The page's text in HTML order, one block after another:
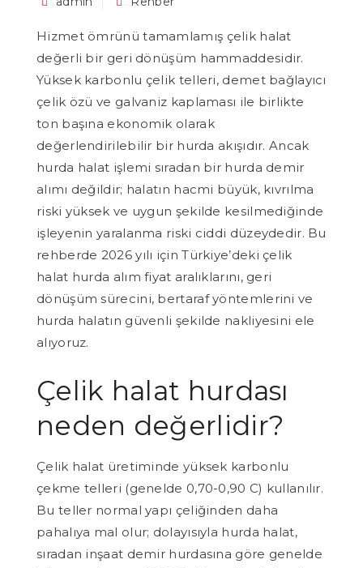
Hizmet ömrünü tamamlamış çelik halat
değerli bir geri dönüşüm hammaddesidir.
Yüksek karbonlu çelik telleri, demet bağlayıcı
çelik özü ve galvaniz kaplaması ile birlikte
ton başına ekonomik olarak
değerlendirilebilir bir hurda akışıdır. Ancak
hurda halat işlemi sıradan bir hurda demir
alımı değildir; halatın hacmi büyük, kıvrılma
riski yüksek ve uygun şekilde kesilmediğinde
işleyenin yaralanma riski ciddi düzeydedir. Bu
rehberde 2026 yılı için Türkiye’deki çelik
halat hurda alım fiyat aralıklarını, geri
dönüşüm sürecini, bertaraf yöntemlerini ve
hurda halatın güvenli şekilde nakliyesini ele
alıyoruz.
Çelik halat hurdası
neden değerlidir?
Çelik halat üretiminde yüksek karbonlu
çekme telleri (genelde 0,70-0,90 C) kullanılır.
Bu teller normal yapı çeliğinden daha
pahalıya mal olur; dolayısıyla hurda halat,
sıradan inşaat demir hurdasına göre genelde